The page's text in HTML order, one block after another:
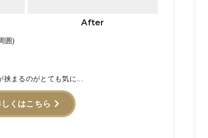
After
囲)
まるのがとても気に...
くはこちら